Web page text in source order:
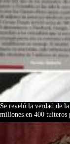
Se reveló la verdad de
millones en 400 tuiteros